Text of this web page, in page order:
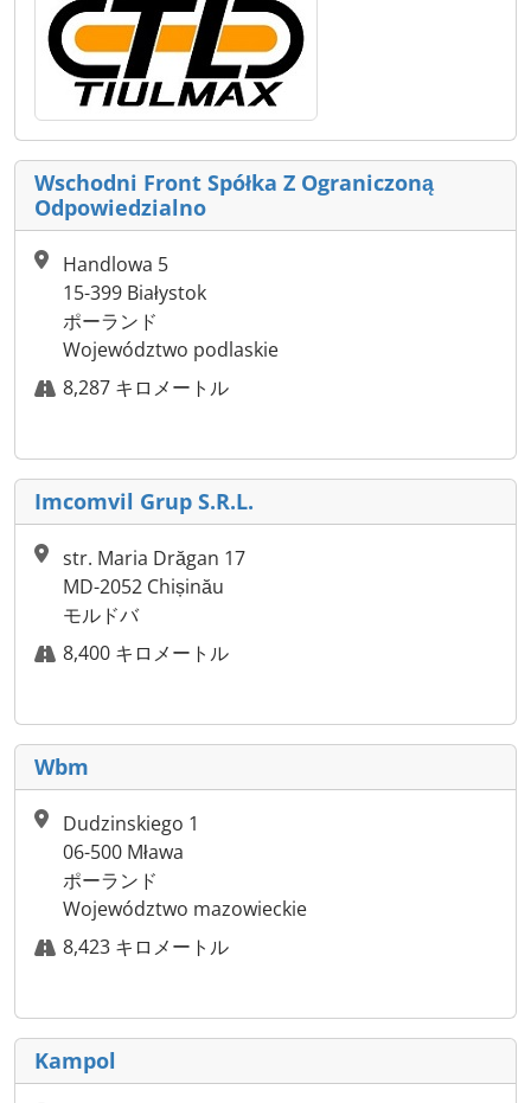
Wschodni Front Spółka Z Ograniczoną
Odpowiedzialno
Handlowa 5
15-399 Białystok
ポーランド
Województwo podlaskie
8,287 キロメートル
Imcomvil Grup S.R.L.
str. Maria Drăgan 17
MD-2052 Chișinău
モルドバ
8,400 キロメートル
Wbm
Dudzinskiego 1
06-500 Mława
ポーランド
Województwo mazowieckie
8,423 キロメートル
Kampol